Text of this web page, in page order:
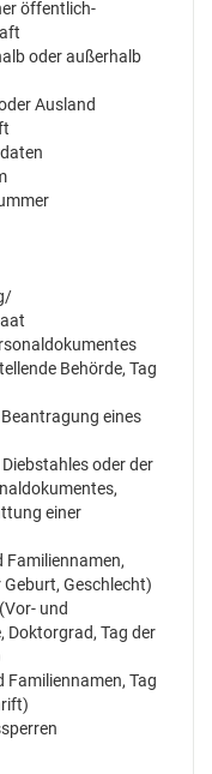
öffentlich-
oder außerhalb
Ausland
Behörde, Tag
eines
oder der
einer
Familiennamen,
Geschlecht)
und
Doktorgrad, Tag der
Familiennamen, Tag